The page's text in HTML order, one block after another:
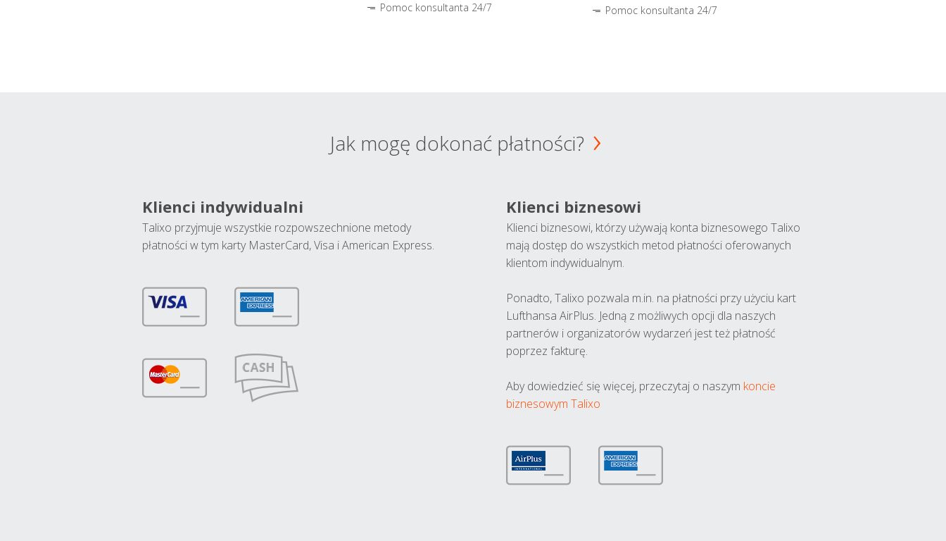
Pomoc konsultanta 24/7
Pomoc konsultanta 24/7
Jak mogę dokonać płatności?
Klienci indywidualni
Talixo przyjmuje wszystkie rozpowszechnione metody
płatności w tym karty MasterCard, Visa i American Express.
Klienci biznesowi
Klienci biznesowi, którzy używają konta biznesowego Talixo
mają dostęp do wszystkich metod płatności oferowanych
klientom indywidualnym.
Ponadto, Talixo pozwala m.in. na płatności przy użyciu kart
Lufthansa AirPlus. Jedną z możliwych opcji dla naszych
partnerów i organizatorów wydarzeń jest też płatność
poprzez fakturę.
Aby dowiedzieć się więcej, przeczytaj o naszym koncie
biznesowym Talixo